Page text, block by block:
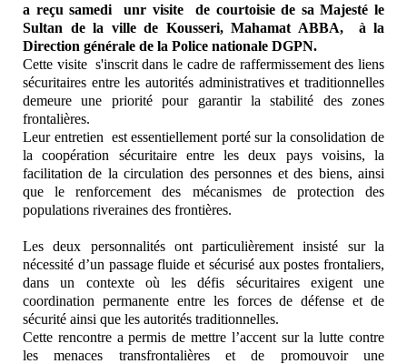
a reçu samedi unr visite de courtoisie de sa Majesté le
Sultan de la ville de Kousseri, Mahamat ABBA, à la
Direction générale de la Police nationale DGPN.
Cette visite s'inscrit dans le cadre de raffermissement des liens
sécuritaires entre les autorités administratives et traditionnelles
demeure une priorité pour garantir la stabilité des zones
frontalières.
Leur entretien est essentiellement porté sur la consolidation de
la coopération sécuritaire entre les deux pays voisins, la
facilitation de la circulation des personnes et des biens, ainsi
que le renforcement des mécanismes de protection des
populations riveraines des frontières.
Les deux personnalités ont particulièrement insisté sur la
nécessité d’un passage fluide et sécurisé aux postes frontaliers,
dans un contexte où les défis sécuritaires exigent une
coordination permanente entre les forces de défense et de
sécurité ainsi que les autorités traditionnelles.
Cette rencontre a permis de mettre l’accent sur la lutte contre
les menaces transfrontalières et de promouvoir une